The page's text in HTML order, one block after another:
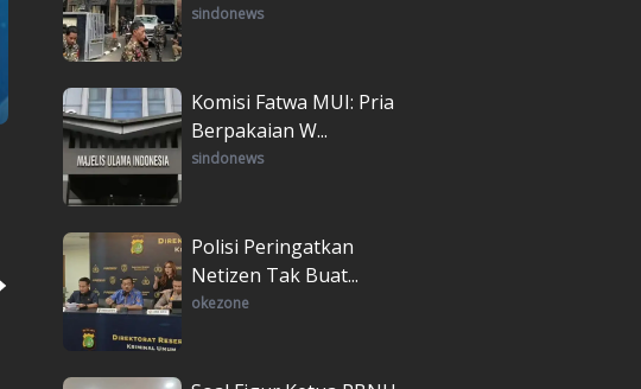
sindonews
Komisi Fatwa MUI: Pria
Berpakaian W...
sindonews
Polisi Peringatkan
Netizen Tak Buat...
okezone